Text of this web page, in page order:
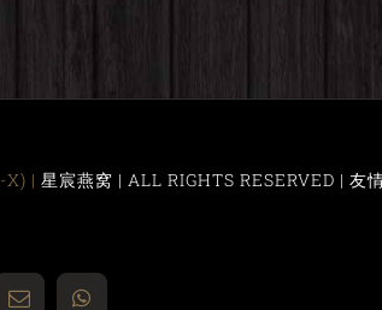
X) | 星宸燕窝 | ALL RIGHTS RESERVED | 友